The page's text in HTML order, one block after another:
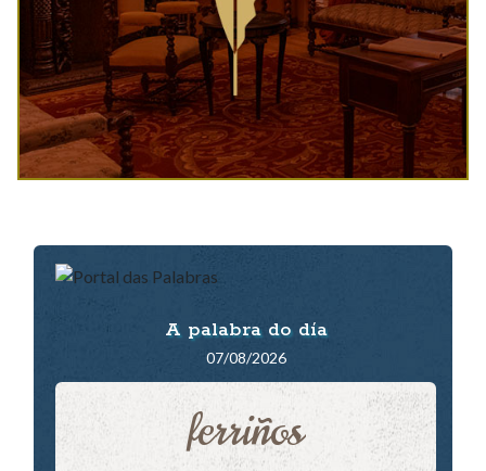
A palabra do día
07/08/2026
ferriños